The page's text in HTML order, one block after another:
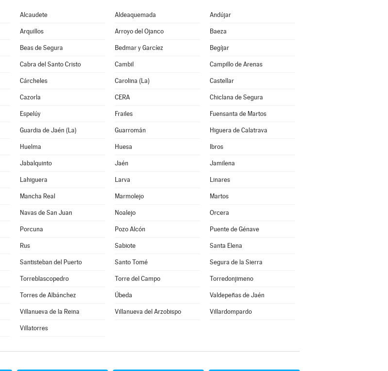
Alcaudete Aldeaquemada Andújar
Arquillos Arroyo del Ojanco Baeza
Beas de Segura Bedmar y Garcíez Begíjar
Cabra del Santo Cristo Cambil Campillo de Arenas
Cárcheles Carolina (La) Castellar
Cazorla CERA Chiclana de Segura
Espelúy Frailes Fuensanta de Martos
Guardia de Jaén (La) Guarromán Higuera de Calatrava
Huelma Huesa Ibros
Jabalquinto Jaén Jamilena
Lahiguera Larva Linares
Mancha Real Marmolejo Martos
Navas de San Juan Noalejo Orcera
Porcuna Pozo Alcón Puente de Génave
Rus Sabiote Santa Elena
Santisteban del Puerto Santo Tomé Segura de la Sierra
Torreblascopedro Torre del Campo Torredonjimeno
Torres de Albánchez Úbeda Valdepeñas de Jaén
Villanueva de la Reina Villanueva del Arzobispo Villardompardo
Villatorres